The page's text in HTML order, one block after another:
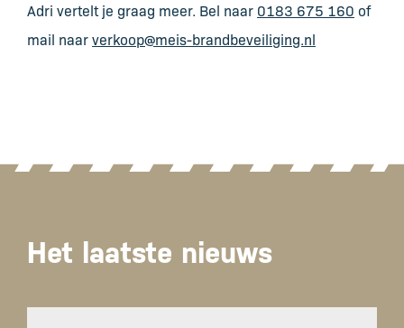
Adri vertelt je graag meer. Bel naar 0183 675 160 of
mail naarverkoop@meis-brandbeveiliging.nl
Het laatste nieuws